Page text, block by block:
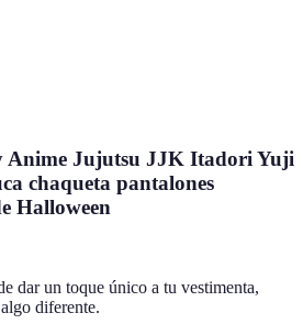
Anime Jujutsu JJK Itadori Yuji
chaqueta pantalones
Halloween
dar un toque único a tu vestimenta,
diferente.